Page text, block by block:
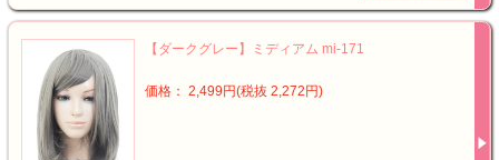
【ダークグレー】ミディアム mi-171
価格： 2,499円(税抜 2,272円)